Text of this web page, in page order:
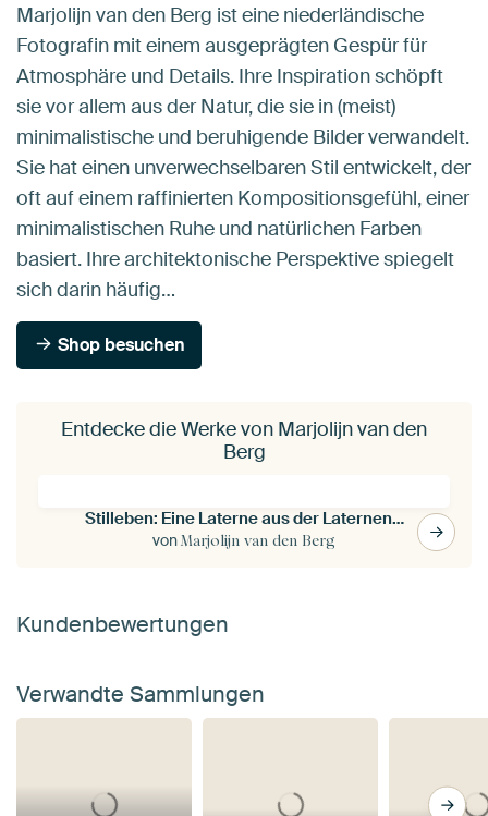
Marjolijn van den Berg ist eine niederländische
Fotografin mit einem ausgeprägten Gespür für
Atmosphäre und Details. Ihre Inspiration schöpft
sie vor allem aus der Natur, die sie in (meist)
minimalistische und beruhigende Bilder verwandelt.
Sie hat einen unverwechselbaren Stil entwickelt, der
oft auf einem raffinierten Kompositionsgefühl, einer
minimalistischen Ruhe und natürlichen Farben
basiert. Ihre architektonische Perspektive spiegelt
sich darin häufig…
Shop besuchen
Entdecke die Werke von Marjolijn van den
Berg
Stilleben: Eine Laterne aus der Laternenpflanze
vonMarjolijn van den Berg
Kundenbewertungen
Verwandte Sammlungen